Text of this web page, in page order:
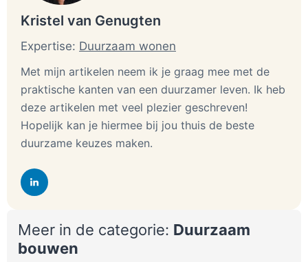
Kristel van Genugten
Expertise: Duurzaam wonen
Met mijn artikelen neem ik je graag mee met de
praktische kanten van een duurzamer leven. Ik heb
deze artikelen met veel plezier geschreven!
Hopelijk kan je hiermee bij jou thuis de beste
duurzame keuzes maken.
Meer in de categorie: Duurzaam
bouwen